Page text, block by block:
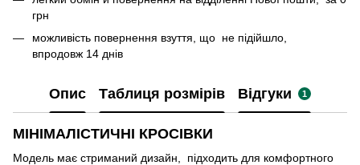
грн
можливість повернення взуття, що не підійшло,
впродовж 14 днів
Опис Таблиця розмірів Відгуки 1
МІНІМАЛІСТИЧНІ КРОСІВКИ
Модель має стриманий дизайн, підходить для комфортного